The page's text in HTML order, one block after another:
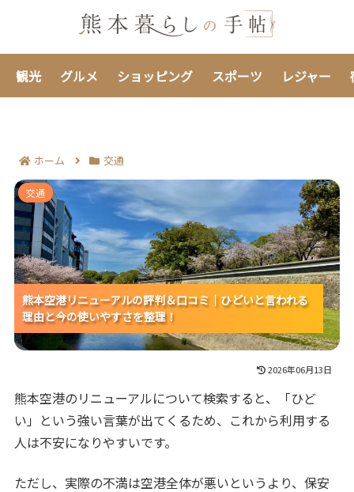
観光 グルメ ショッピング スポーツ レジャー
ホーム 交通
熊本空港リニューアルの評判＆口コミ｜ひどいと言われ
る理由と今の使いやすさを整理！
熊本空港リニューアルの評判＆口コミ｜ひどいと言われる
理由と今の使いやすさを整理！
熊本空港リニューアルの評判＆口コミ｜ひどいと言われる
理由と今の使いやすさを整理！
熊本空港リニューアルの評判＆口コミ｜ひどいと言われる
理由と今の使いやすさを整理！
交通
2026年06月13日
熊本空港のリニューアルについて検索すると、「ひど
い」という強い言葉が出てくるため、これから利用する
人は不安になりやすいです。
ただし、実際の不満は空港全体が悪いというより、保安